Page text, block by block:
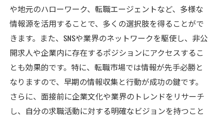
や地元のハローワーク、転職エージェントなど、多様な
情報源を活用することで、多くの選択肢を得ることがで
きます。また、SNSや業界のネットワークを駆使し、非公
開求人や企業内に存在するポジションにアクセスするこ
とも効果的です。特に、転職市場では情報が先手必勝と
なりますので、早期の情報収集と行動が成功の鍵です。
さらに、面接前に企業文化や業界のトレンドをリサーチ
し、自分の求職活動に対する明確なビジョンを持つこと